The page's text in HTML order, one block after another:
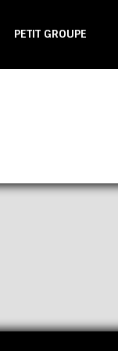
PETIT GROUPE